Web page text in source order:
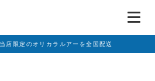
店限定のオリカラルアーを全国配送